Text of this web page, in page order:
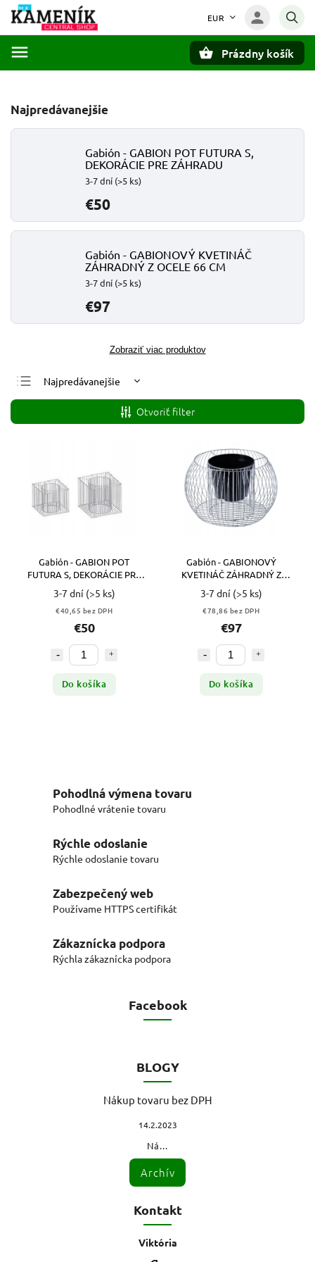
EUR
Prázdny košík
Najpredávanejšie
Gabión - GABION POT FUTURA S,
DEKORÁCIE PRE ZÁHRADU
3-7 dní (>5 ks)
€50
Gabión - GABIONOVÝ KVETINÁČ
ZÁHRADNÝ Z OCELE 66 CM
3-7 dní (>5 ks)
€97
Zobraziť viac produktov
Najpredávanejšie
Najlacnejšie
Najdrahšie
Otvoriť filter
Gabión - GABION POT
FUTURA S, DEKORÁCIE PRE
ZÁHRADU
3-7 dní (>5 ks)
€40,65 bez DPH
€50
Do košíka
Gabión - GABIONOVÝ
KVETINÁČ ZÁHRADNÝ Z
OCELE 66 CM
3-7 dní (>5 ks)
€78,86 bez DPH
€97
Do košíka
Pohodlná výmena tovaru
Pohodlné vrátenie tovaru
Rýchle odoslanie
Rýchle odoslanie tovaru
Zabezpečený web
Používame HTTPS certifikát
Zákaznícka podpora
Rýchla zákaznícka podpora
Facebook
BLOGY
Nákup tovaru bez DPH
14.2.2023
Ná...
Archív
Kontakt
Viktória